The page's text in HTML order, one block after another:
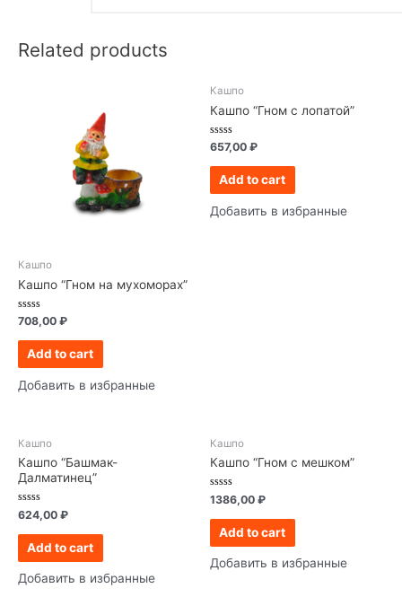
Related products
Кашпо
Кашпо “Гном на мухоморах”
Rated
out
708,00 ₽
Add to cart
Добавить в избранные
Кашпо
Кашпо “Гном с лопатой”
Rated
out
657,00 ₽
Add to cart
Добавить в избранные
Кашпо
Кашпо “Башмак-
Далматинец”
Rated
0
out
624,00 ₽
Add to cart
Добавить в избранные
Кашпо
Кашпо “Гном с мешком”
Rated
0
out
1386,00 ₽
Add to cart
Добавить в избранные